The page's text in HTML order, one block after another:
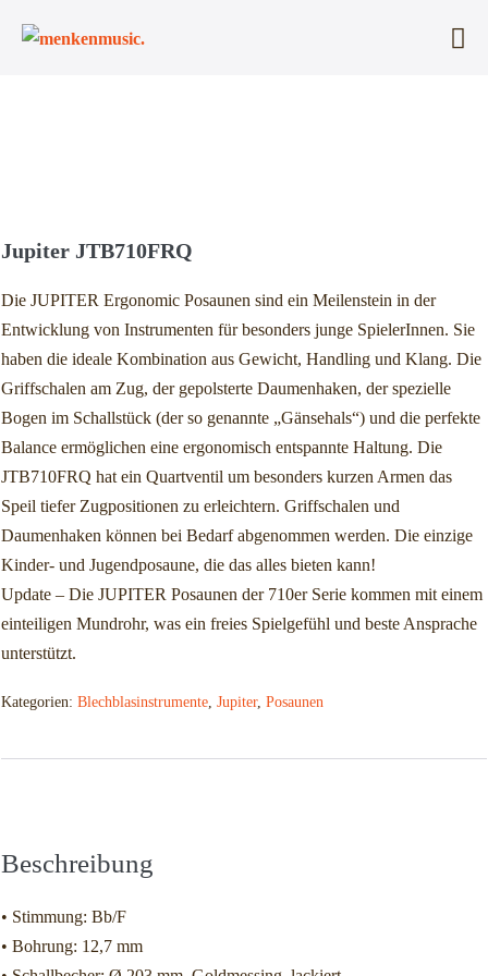
Inhalt
Jupiter JTB710FRQ
Die JUPITER Ergonomic Posaunen sind ein Meilenstein in der
Entwicklung von Instrumenten für besonders junge SpielerInnen. Sie
haben die ideale Kombination aus Gewicht, Handling und Klang. Die
Griffschalen am Zug, der gepolsterte Daumenhaken, der spezielle
Bogen im Schallstück (der so genannte „Gänsehals“) und die perfekte
Balance ermöglichen eine ergonomisch entspannte Haltung. Die
JTB710FRQ hat ein Quartventil um besonders kurzen Armen das
Speil tiefer Zugpositionen zu erleichtern. Griffschalen und
Daumenhaken können bei Bedarf abgenommen werden. Die einzige
Kinder- und Jugendposaune, die das alles bieten kann!
Update – Die JUPITER Posaunen der 710er Serie kommen mit einem
einteiligen Mundrohr, was ein freies Spielgefühl und beste Ansprache
unterstützt.
Kategorien: Blechblasinstrumente Jupiter, Posaunen
Beschreibung
• Stimmung: Bb/F
• Bohrung: 12,7 mm